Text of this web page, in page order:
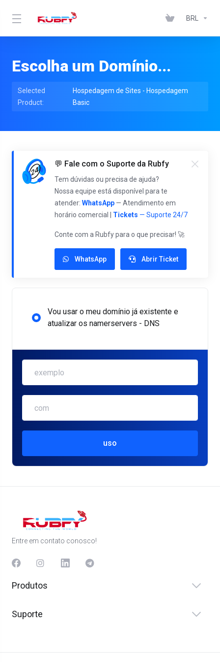
BRL
Escolha um Domínio...
Selected
Product:
Hospedagem de Sites - Hospedagem
Basic
💬 Fale com o Suporte da Rubfy
Tem dúvidas ou precisa de ajuda?
Nossa equipe está disponível para te
atender:WhatsApp — Atendimento em
horário comercial | Tickets — Suporte 24/7
Conte com a Rubfy para o que precisar! 🚀
WhatsApp Abrir Ticket
Vou usar o meu domínio já existente e
atualizar os namerservers - DNS
uso
Entre em contato conosco!
Produtos
Suporte